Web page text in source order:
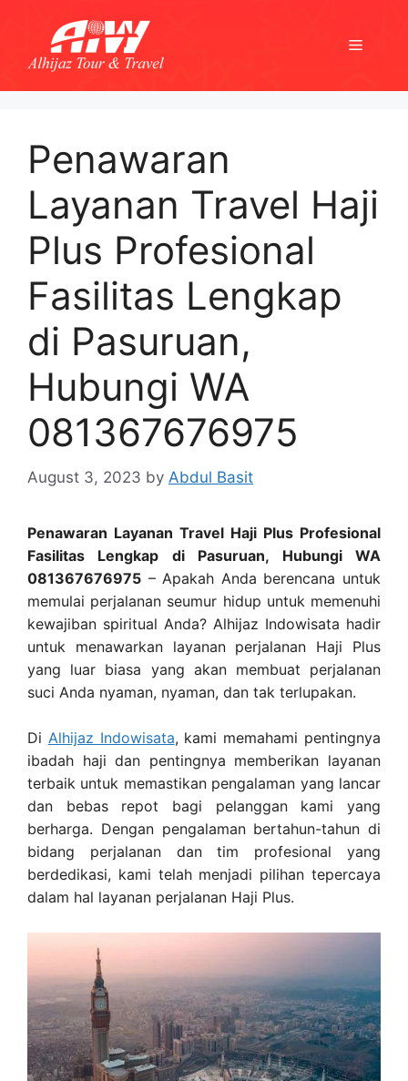
content
Menu
Penawaran
Layanan Travel Haji
Plus Profesional
Fasilitas Lengkap
di Pasuruan,
Hubungi WA
081367676975
August 3, 2023 by Abdul Basit
Penawaran Layanan Travel Haji Plus Profesional
Fasilitas Lengkap di Pasuruan, Hubungi WA
081367676975 – Apakah Anda berencana untuk
memulai perjalanan seumur hidup untuk memenuhi
kewajiban spiritual Anda? Alhijaz Indowisata hadir
untuk menawarkan layanan perjalanan Haji Plus
yang luar biasa yang akan membuat perjalanan
suci Anda nyaman, nyaman, dan tak terlupakan.
Di Alhijaz Indowisata, kami memahami pentingnya
ibadah haji dan pentingnya memberikan layanan
terbaik untuk memastikan pengalaman yang lancar
dan bebas repot bagi pelanggan kami yang
berharga. Dengan pengalaman bertahun-tahun di
bidang perjalanan dan tim profesional yang
berdedikasi, kami telah menjadi pilihan tepercaya
dalam hal layanan perjalanan Haji Plus.